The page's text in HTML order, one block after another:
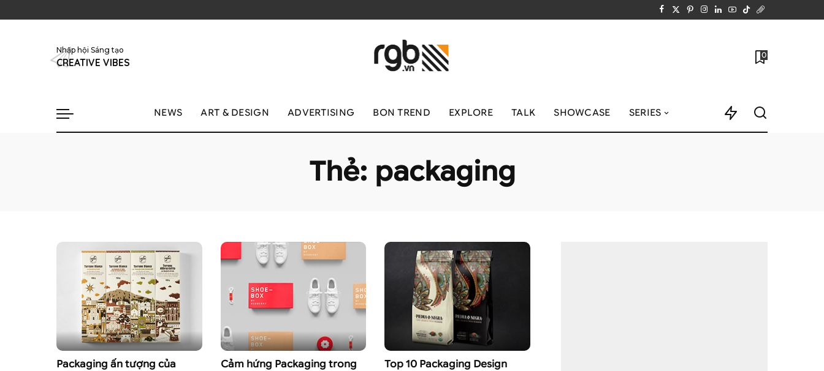
Nhập hội Sáng tạo
CREATIVE VIBES
0
NEWS ART & DESIGN ADVERTISING BON TREND EXPLORE TALK SHOWCASE SERIES
Thẻ: packaging
Packaging ấn tượng của
Cảm hứng Packaging trong
Top 10 Packaging Design